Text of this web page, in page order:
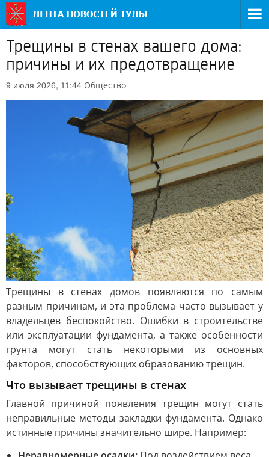
Трещины в стенах вашего дома:
причины и их предотвращение
9 июля 2026, 11:44 Общество
Трещины в стенах домов появляются по самым
разным причинам, и эта проблема часто вызывает у
владельцев беспокойство. Ошибки в строительстве
или эксплуатации фундамента, а также особенности
грунта могут стать некоторыми из основных
факторов, способствующих образованию трещин.
Что вызывает трещины в стенах
Главной причиной появления трещин могут стать
неправильные методы закладки фундамента. Однако
истинные причины значительно шире. Например: